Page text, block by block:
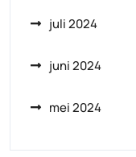
juli 2024
juni 2024
mei 2024